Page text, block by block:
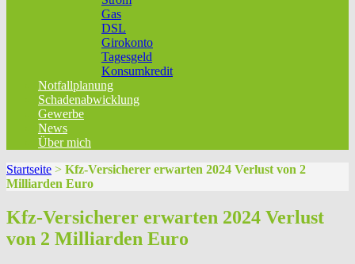
Gas
DSL
Girokonto
Tagesgeld
Konsumkredit
Notfallplanung
Schadenabwicklung
Gewerbe
News
Über mich
Startseite > Kfz-Versicherer erwarten 2024 Verlust von 2
Milliarden Euro
Kfz-Versicherer erwarten 2024 Verlust
von 2 Milliarden Euro